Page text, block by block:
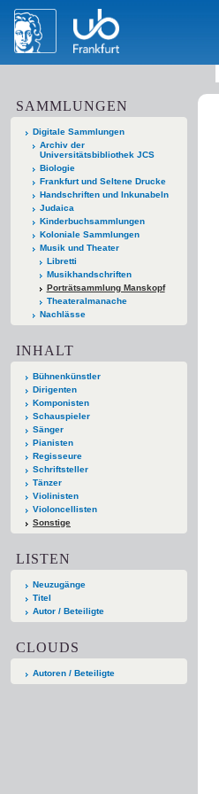
SAMMLUNGEN
Digitale Sammlungen
Archiv der
Universitätsbibliothek JCS
Biologie
Frankfurt und Seltene Drucke
Handschriften und Inkunabeln
Judaica
Kinderbuchsammlungen
Koloniale Sammlungen
Musik und Theater
Libretti
Musikhandschriften
Porträtsammlung Manskopf
Theateralmanache
Nachlässe
INHALT
Bühnenkünstler
Dirigenten
Komponisten
Schauspieler
Sänger
Pianisten
Regisseure
Schriftsteller
Tänzer
Violinisten
Violoncellisten
Sonstige
LISTEN
Neuzugänge
Titel
Autor / Beteiligte
CLOUDS
Autoren / Beteiligte